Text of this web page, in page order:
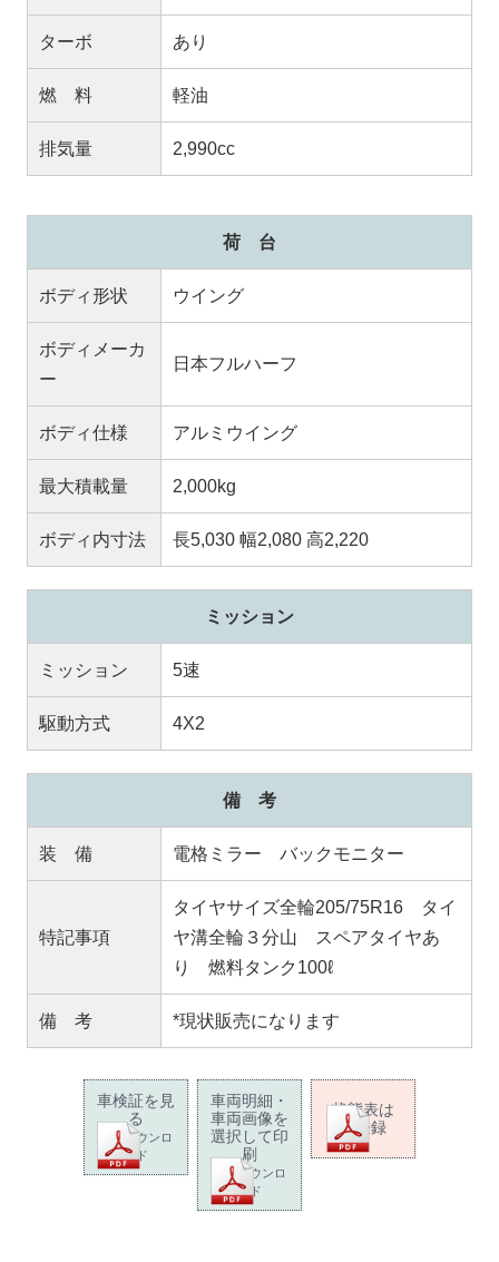
ターボ あり
燃 料 軽油
排気量 2,990cc
荷 台
ボディ形状 ウイング
ボディメーカ
ー
日本フルハーフ
ボディ仕様 アルミウイング
最大積載量 2,000kg
ボディ内寸法 長5,030 幅2,080 高2,220
ミッション
ミッション 5速
駆動方式 4X2
備 考
装 備 電格ミラー バックモニター
特記事項
タイヤサイズ全輪205/75R16 タイ
ヤ溝全輪３分山 スペアタイヤあ
り 燃料タンク100ℓ
備 考 *現状販売になります
車検証を見
る
PDFダウンロ
ード
車両明細・
車両画像を
選択して印
刷
PDFダウンロ
ード
状態表は
未登録